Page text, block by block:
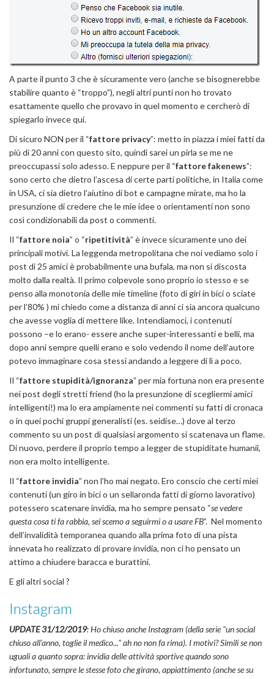
A parte il punto 3 che è sicuramente vero (anche se bisognerebbe
stabilire quanto è “troppo”), negli altri punti non ho trovato
esattamente quello che provavo in quel momento e cercherò di
spiegarlo invece qui.
Di sicuro NON per il “fattore privacy”: metto in piazza i miei fatti da
più di 20 anni con questo sito, quindi sarei un pirla se me ne
preoccupassi solo adesso. E neppure per il “fattore fakenews”:
sono certo che dietro l’ascesa di certe parti politiche, in Italia come
in USA, ci sia dietro l’aiutino di bot e campagne mirate, ma ho la
presunzione di credere che le mie idee o orientamenti non sono
così condizionabili da post o commenti.
Il “fattore noia” o “ripetitività” è invece sicuramente uno dei
principali motivi. La leggenda metropolitana che noi vediamo solo i
post di 25 amici è probabilmente una bufala, ma non si discosta
molto dalla realtà. Il primo colpevole sono proprio io stesso e se
penso alla monotonia delle mie timeline (foto di giri in bici o sciate
per l’80% ) mi chiedo come a distanza di anni ci sia ancora qualcuno
che avesse voglia di mettere like. Intendiamoci, i contenuti
possono –e lo erano- essere anche super-interessanti e belli, ma
dopo anni sempre quelli erano e solo vedendo il nome dell’autore
potevo immaginare cosa stessi andando a leggere di lì a poco.
Il “fattore stupidità/ignoranza” per mia fortuna non era presente
nei post degli stretti friend (ho la presunzione di scegliermi amici
intelligenti!) ma lo era ampiamente nei commenti su fatti di cronaca
o in quei pochi gruppi generalisti (es. seidise…) dove al terzo
commento su un post di qualsiasi argomento si scatenava un flame.
Di nuovo, perdere il proprio tempo a legger de stupiditate humanii,
non era molto intelligente.
Il “fattore invidia” non l’ho mai negato. Ero conscio che certi miei
contenuti (un giro in bici o un sellaronda fatti di giorno lavorativo)
potessero scatenare invidia, ma ho sempre pensato “se vedere
questa cosa ti fa rabbia, sei scemo a seguirmi o a usare FB”. Nel momento
dell’invalidità temporanea quando alla prima foto di una pista
innevata ho realizzato di provare invidia, non ci ho pensato un
attimo a chiudere baracca e burattini.
E gli altri social ?
Instagram
UPDATE 31/12/2019: Ho chiuso anche Instagram (della serie "un social
chiuso all'anno, toglie il medico..." ah no non fa rima). I motivi? Simili se non
uguali a quanto sopra: invidia delle attività sportive quando sono
infortunato, sempre le stesse foto che girano, appiattimento (anche se su